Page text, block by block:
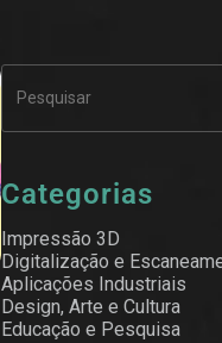
Categorias
Impressão 3D
Digitalização e
Aplicações Industriais
Design, Arte e Cultura
Educação e Pesquisa